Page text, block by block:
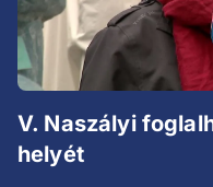
V. Naszályi
helyét